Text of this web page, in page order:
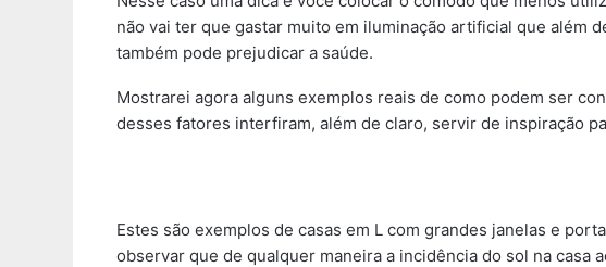
não vai ter que gastar muito em iluminação artificial que além
também pode prejudicar a saúde.
Mostrarei agora alguns exemplos reais de como podem ser
desses fatores interfiram, além de claro, servir de inspiração
Estes são exemplos de casas em L com grandes janelas e
observar que de qualquer maneira a incidência do sol na casa